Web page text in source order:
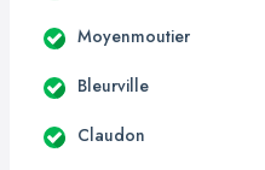
Moyenmoutier
Bleurville
Claudon